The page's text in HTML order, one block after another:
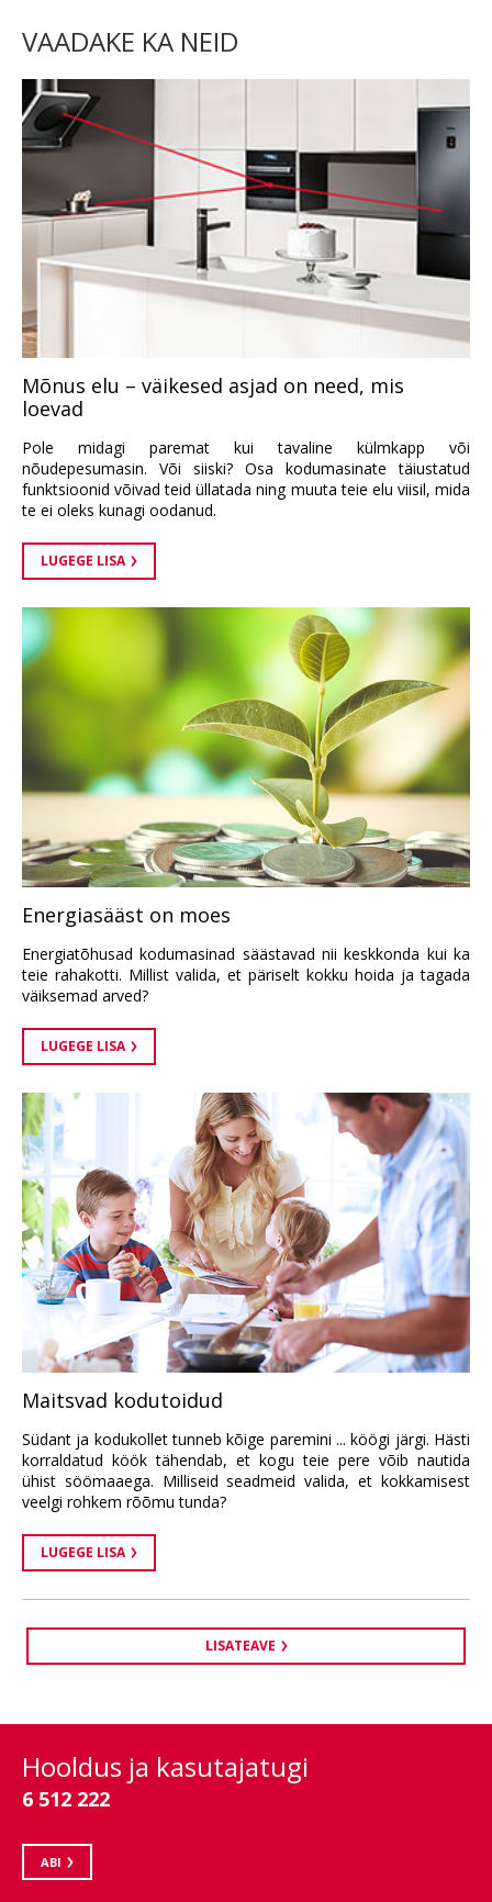
VAADAKE KA NEID
Mõnus elu – väikesed asjad on need, mis
loevad
Pole midagi paremat kui tavaline külmkapp või
nõudepesumasin. Või siiski? Osa kodumasinate täiustatud
funktsioonid võivad teid üllatada ning muuta teie elu viisil, mida
te ei oleks kunagi oodanud.
LUGEGE LISA
Energiasääst on moes
Energiatõhusad kodumasinad säästavad nii keskkonda kui ka
teie rahakotti. Millist valida, et päriselt kokku hoida ja tagada
väiksemad arved?
LUGEGE LISA
Maitsvad kodutoidud
Südant ja kodukollet tunneb kõige paremini ... köögi järgi. Hästi
korraldatud köök tähendab, et kogu teie pere võib nautida
ühist söömaaega. Milliseid seadmeid valida, et kokkamisest
veelgi rohkem rõõmu tunda?
LUGEGE LISA
LISATEAVE
Hooldus ja kasutajatugi
6 512 222
ABI